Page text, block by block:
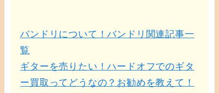
バンドリについて！バンドリ関連記事一
覧
ギターを売りたい！ハードオフでのギタ
ー買取ってどうなの？お勧めを教えて！